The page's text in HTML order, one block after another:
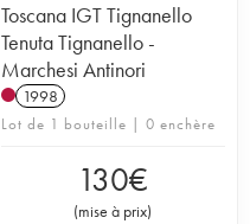
Toscana IGT Tignanello
Tenuta Tignanello -
Marchesi Antinori
1998
Lot de 1 bouteille | 0 enchère
130€
(mise à prix)